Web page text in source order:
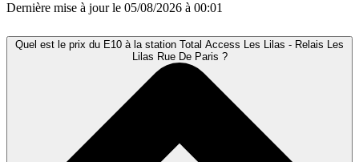
Dernière mise à jour le 05/08/2026 à 00:01
Quel est le prix du E10 à la station Total Access Les Lilas - Relais Les
Lilas Rue De Paris ?